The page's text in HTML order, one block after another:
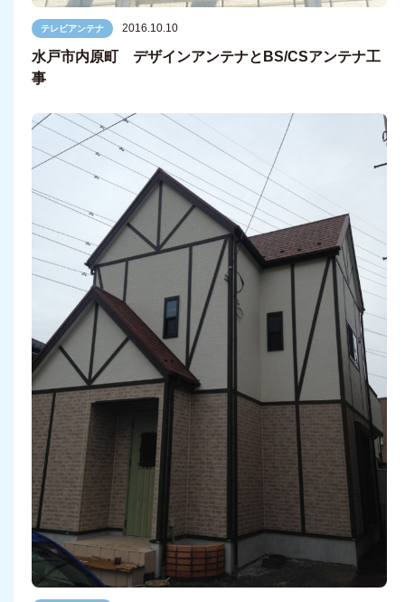
テレビアンテナ 2016.10.10
水戸市内原町 デザインアンテナとBS/CSアンテナ工
事